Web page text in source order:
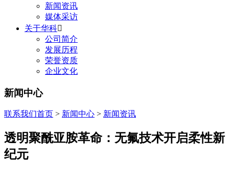
新闻资讯
媒体采访
关于华科
公司简介
发展历程
荣誉资质
企业文化
新闻中心
联系我们首页 > 新闻中心 > 新闻资讯
透明聚酰亚胺革命：无氟技术开启柔性新
纪元